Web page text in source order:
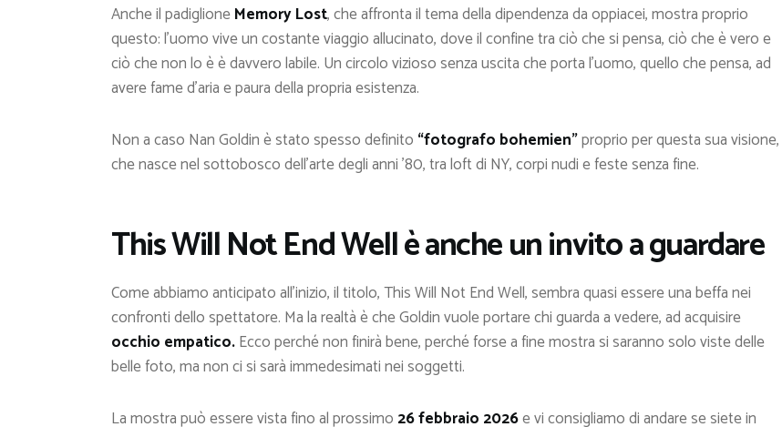
Anche il padiglioneMemory Lost, che affronta il tema della dipendenza da oppiacei, mostra proprio
questo: l’uomo vive un costante viaggio allucinato, dove il confine tra ciò che si pensa, ciò che è vero e
ciò che non lo è è davvero labile. Un circolo vizioso senza uscita che porta l’uomo, quello che pensa, ad
avere fame d’aria e paura della propria esistenza.
Non a caso Nan Goldin è stato spesso definito “fotografo bohemien”proprio per questa sua visione,
che nasce nel sottobosco dell’arte degli anni ’80, tra loft di NY, corpi nudi e feste senza fine.
This Will Not End Well è anche un invito a guardare
Come abbiamo anticipato all’inizio, il titolo, This Will Not End Well, sembra quasi essere una beffa nei
confronti dello spettatore. Ma la realtà è che Goldin vuole portare chi guarda a vedere, ad acquisire
occhio empatico.Ecco perché non finirà bene, perché forse a fine mostra si saranno solo viste delle
belle foto, ma non ci si sarà immedesimati nei soggetti.
La mostra può essere vista fino al prossimo 26 febbraio 2026e vi consigliamo di andare se siete in